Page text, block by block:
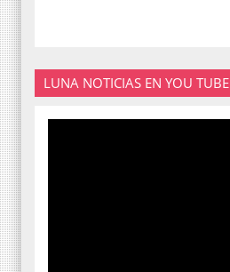
LUNA NOTICIAS EN YOU TUBE